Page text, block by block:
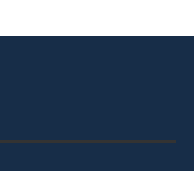
13. МУШ в